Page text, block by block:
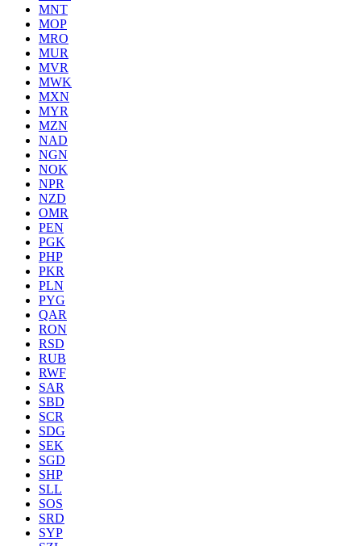
MNT
MOP
MRO
MUR
MVR
MWK
MXN
MYR
MZN
NAD
NGN
NOK
NPR
NZD
OMR
PEN
PGK
PHP
PKR
PLN
PYG
QAR
RON
RSD
RUB
RWF
SAR
SBD
SCR
SDG
SEK
SGD
SHP
SLL
SOS
SRD
SYP